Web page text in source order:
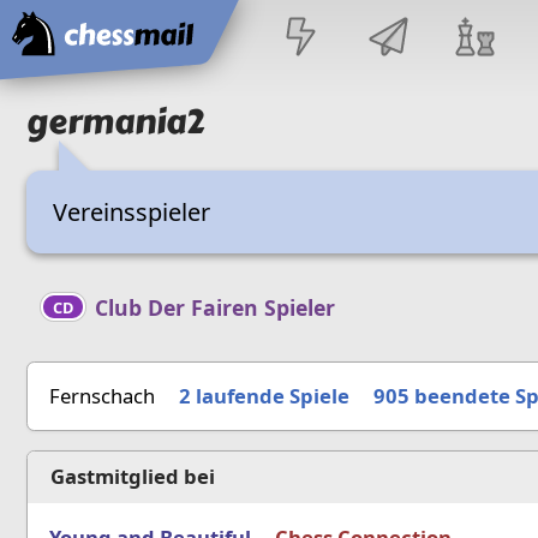
Startseite
germania2
Vereinsspieler
CD Club Der Fairen Spieler
Fernschach 2 laufende Spiele 905 beendete
Gastmitglied bei